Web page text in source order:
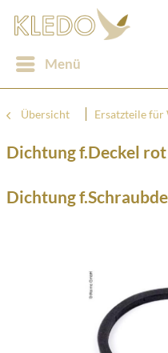
Menü
Übersicht Ersatzteile für
Dichtung f.Deckel rot
Dichtung